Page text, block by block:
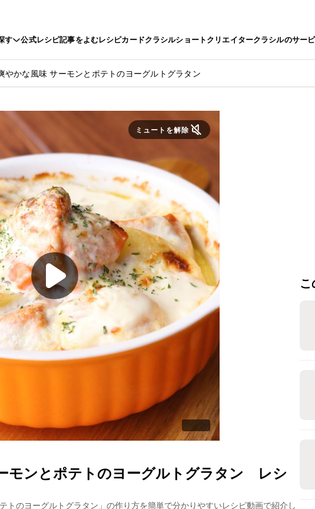
す 公式レシピ記事をよむレシピカードクラシルショートクリエイタークラシルのサー
やかな風味 サーモンとポテトのヨーグルトグラタン
ミュートを解除
モンとポテトのヨーグルトグラタン レシ
トのヨーグルトグラタン 」の作り方を簡単で分かりやすいレシピ動画で紹介し